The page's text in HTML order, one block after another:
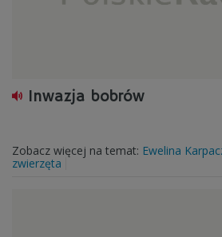
Inwazja bobrów
Zobacz więcej na temat: Ewelina
zwierzęta